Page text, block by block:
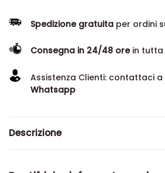
Spedizione gratuita per ordini
Consegna in 24/48 ore in
Assistenza Clienti: contattaci a
Descrizione